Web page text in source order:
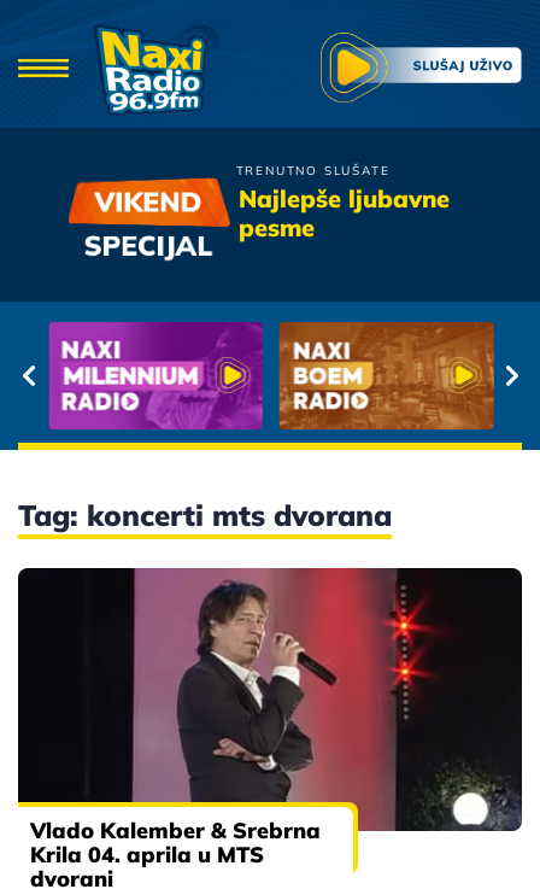
TRENUTNO SLUŠATE
Najlepše ljubavne
pesme
Zana
Majstor Za Poljupce
Tag: koncerti mts dvorana
Vlado Kalember & Srebrna
Krila 04. aprila u MTS
dvorani